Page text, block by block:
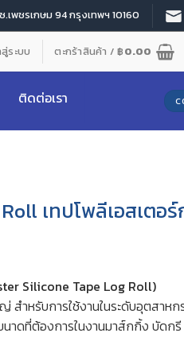
.เพชรเกษม 94 กรุงเทพฯ 10160
สู่ระบบ ตะกร้าสินค้า /฿0.00
ติดต่อเรา
เทปโพลีเอสเตอ
Silicone Tape Log Roll)
สำหรับการใช้งานในระดับอุตสาห
นาดที่ต้องการในงานมาส์กกิ้ง บัดก